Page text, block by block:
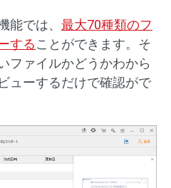
能では、 最大70種類のフ
することができます。そ
ファイルかどうかわから
ューするだけで確認がで